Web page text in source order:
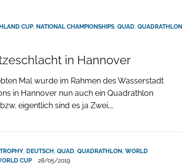
CUP, NATIONAL CHAMPIONSHIPS, QUAD, QUADRATHLON
in Hannover
Mal wurde im Rahmen des Wasserstadt
in Hannover nun auch ein Quadrathlon
eigentlich sind es ja Zwei,…
, DEUTSCH , QUAD, QUADRATHLON , WORLD
CUP 28/05/2019